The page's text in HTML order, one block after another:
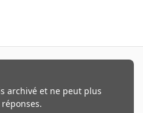
archivé et ne peut plus